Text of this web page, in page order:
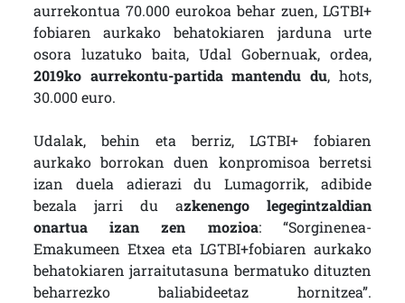
aurrekontua 70.000 eurokoa behar zuen, LGTBI+
fobiaren aurkako behatokiaren jarduna urte
osora luzatuko baita, Udal Gobernuak, ordea,
2019ko aurrekontu-partida mantendu du, hots,
30.000 euro.
Udalak, behin eta berriz, LGTBI+ fobiaren
aurkako borrokan duen konpromisoa berretsi
izan duela adierazi du Lumagorrik, adibide
bezala jarri du azkenengo legegintzaldian
onartua izan zen mozioa: “Sorginenea-
Emakumeen Etxea eta LGTBI+fobiaren aurkako
behatokiaren jarraitutasuna bermatuko dituzten
beharrezko baliabideetaz hornitzea”.